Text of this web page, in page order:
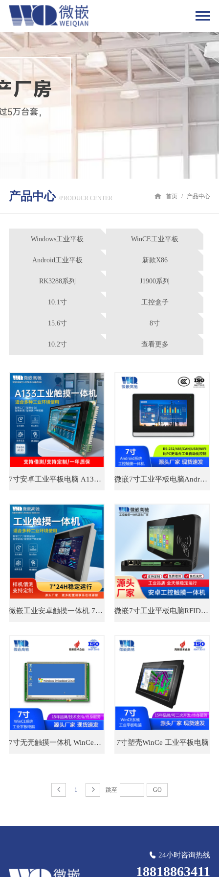
产品中心 /PRODUCR CENTER 首页 / 产品中心
Windows工业平板 WinCE工业平板
Android工业平板 新款X86
RK3288系列 J1900系列
10.1寸 工控盒子
15.6寸 8寸
10.2寸 查看更多
​7寸安卓工业平板电脑 A133系列工控一体机 微嵌高驰 微嵌7寸工业平板电脑Android/安卓工业一体机 嵌入式工控触摸屏一体机
微嵌工业安卓触摸一体机 7寸A133 塑壳电容屏 工控一体机厂家 微嵌7寸工业平板电脑RFID安卓电容屏 嵌入式工控一体机
7寸无壳触摸一体机 WinCe系统工业平板电脑 7寸塑壳WinCe 工业平板电脑
1 跳至 GO
24小时咨询热线
18818863411